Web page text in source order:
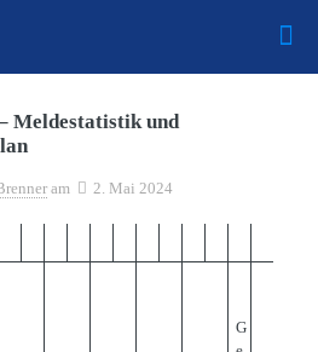
Meldestatistik und
am 2. Mai 2024
G